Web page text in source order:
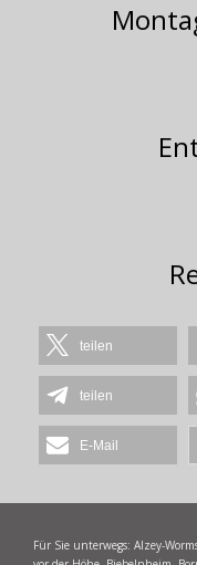
teilen
teilen
E-Mail
Für Sie unterwegs: Alzey-